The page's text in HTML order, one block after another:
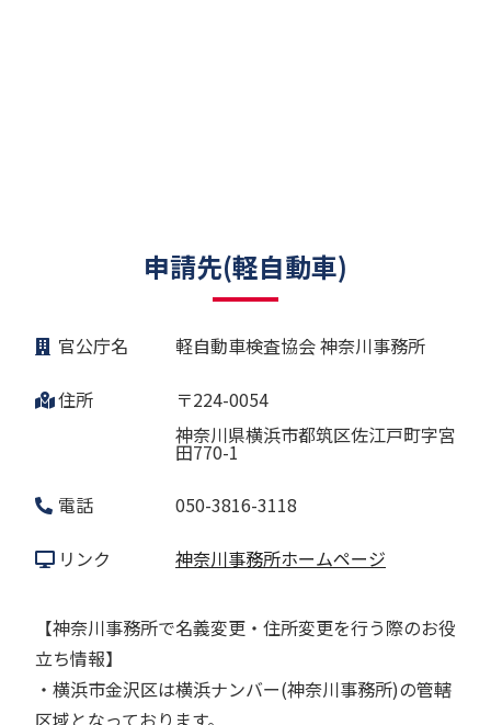
申請先(軽自動車)
官公庁名 軽自動車検査協会 神奈川事務所
住所
〒224-0054
神奈川県横浜市都筑区佐江戸町字宮
田770-1
電話
050-3816-3118
リンク 神奈川事務所ホームページ
【神奈川事務所で名義変更・住所変更を行う際のお役
立ち情報】
・横浜市金沢区は横浜ナンバー(神奈川事務所)の管轄
区域となっております。